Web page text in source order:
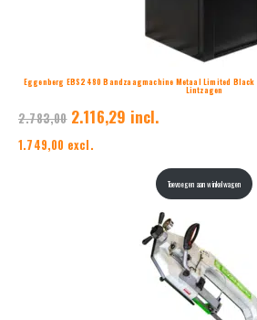
Eggenberg EBS2480 Bandzaagmachine Metaal Limited Black
Lintzagen
2.783,00 2.116,29 incl.
1.749,00 excl.
Toevoegen aan winkelwagen